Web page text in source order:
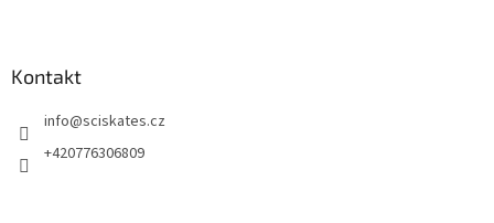
Kontakt
info@sciskates.cz
+420776306809